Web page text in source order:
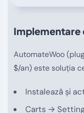
Implementare
AutomateWoo
$/an) este soluția
Instalează și
Carts →